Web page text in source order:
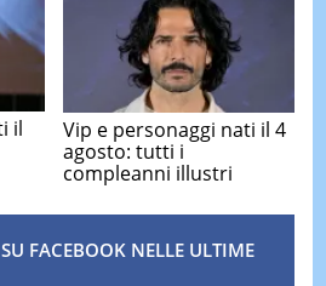
il
Vip e personaggi nati il 4
agosto: tutti i
compleanni illustri
FACEBOOK NELLE ULTIME